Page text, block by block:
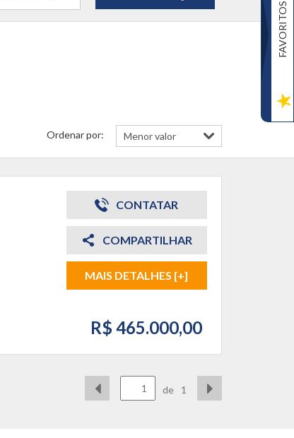
Ordenar por:
CONTATAR
COMPARTILHAR
MAIS DETALHES [+]
R$ 465.000,00
de 1
FAVORITOS